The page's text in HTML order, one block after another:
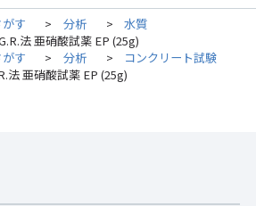
す > 分析 > 水質
法 亜硝酸試薬 EP (25g)
す > 分析 > コンクリート試験
法 亜硝酸試薬 EP (25g)